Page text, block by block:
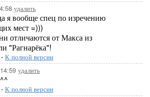
удалить
я вообще спец по изречению
мест =)))
отличаются от Макса из
"Рагнарёка"!
- К полной версии
удалить
- К полной версии